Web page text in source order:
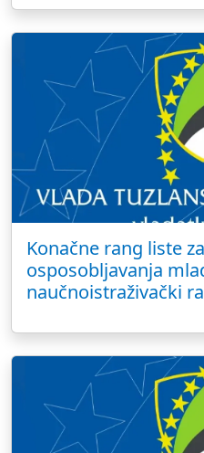
Konačne rang liste
osposobljavanja
naučnoistraživački